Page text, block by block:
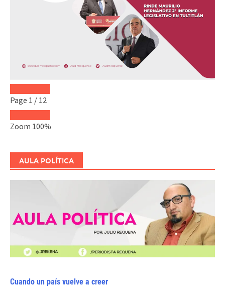
Page 1 / 12
Zoom 100%
AULA POLÍTICA
Cuando un país vuelve a creer